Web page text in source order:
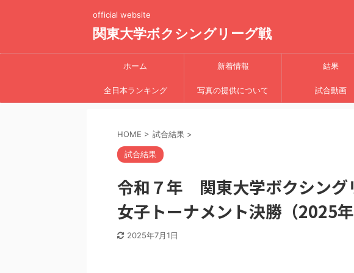
official website
関東大学ボクシングリーグ戦
ホーム 新着情報 結果
全日本ランキング 写真の提供について 試合動画
HOME > 試合結果 >
試合結果
令和７年 関東大学ボクシン
女子トーナメント決勝（2025
2025年7月1日